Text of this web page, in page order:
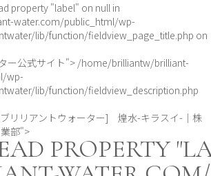
property "label" on null in
water.com/public_html/wp-
lib/function/fieldview_page_title.php on
ー公式サイト">/home/brilliantw/brilliant-
wp-
lib/function/fieldview_description.php
ブリリアントウォーター] 煌水-キラスイ-｜株
部">
PROPERTY